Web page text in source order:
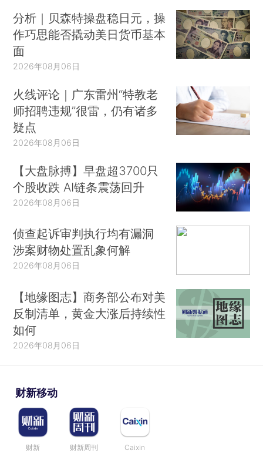
分析｜贝森特操盘稳日元，操
作巧思能否撬动美日货币基本
面
2026年08月06日
火线评论｜广东雷州“特教老
师招聘违规”很雷，仍有诸多
疑点
2026年08月06日
【大盘脉搏】早盘超3700只
个股收跌 AI链条震荡回升
2026年08月06日
侦查起诉审判执行均有漏洞
涉案财物处置乱象何解
2026年08月06日
【地缘图志】商务部公布对美
反制清单，黄金大涨后持续性
如何
2026年08月06日
财新移动
财新 财新周刊 Caixin